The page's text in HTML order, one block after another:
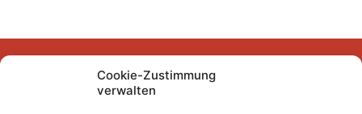
Cookie-Zustimmung
verwalten
FacebookInstagram
YouTubeMastodonBluesky